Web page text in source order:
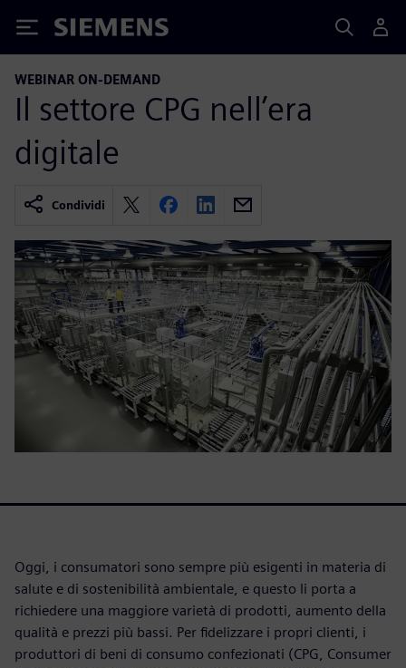
Siemens
WEBINAR ON-DEMAND
Il settore CPG nell’era
digitale
Condividi
Oggi, i consumatori sono sempre più esigenti in materia di
salute e di sostenibilità ambientale, e questo li porta a
richiedere una maggiore varietà di prodotti, aumento della
qualità e prezzi più bassi. Per fidelizzare i propri clienti, i
produttori di beni di consumo confezionati (CPG, Consumer